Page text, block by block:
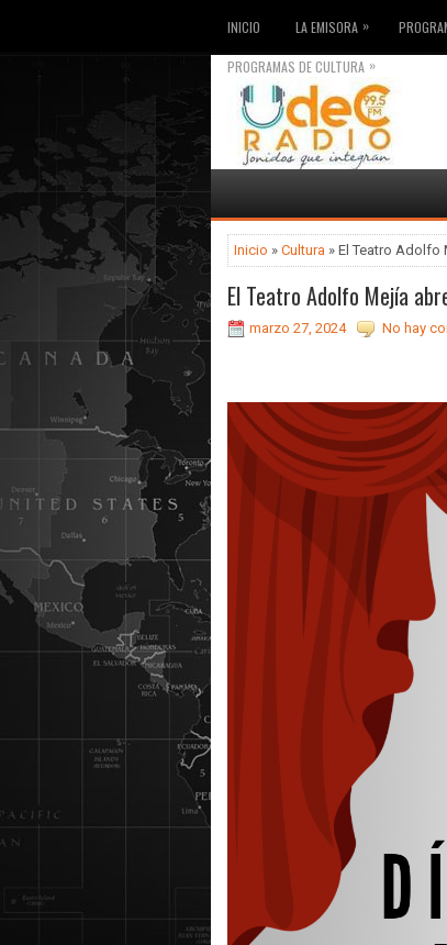
INICIO LA EMISORA »
PROGRAMAS DE CULTURA »
Inicio » Cultura » El Teatro Adolfo
El Teatro Adolfo Mejía
marzo 27, 2024 No hay